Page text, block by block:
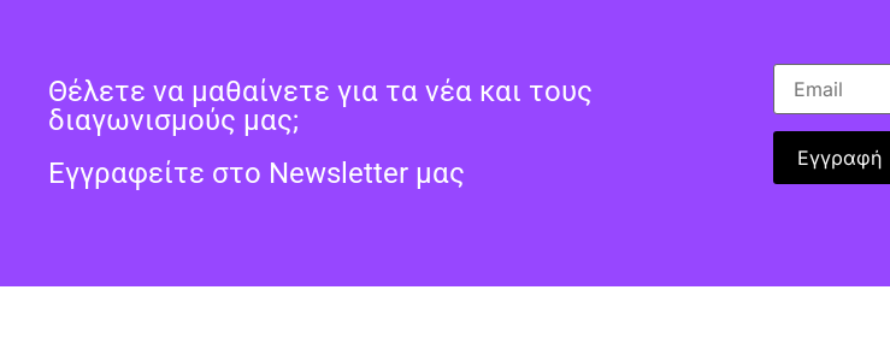
Θέλετε να μαθαίνετε για τα νέα και τους
διαγωνισμούς μας;
Εγγραφείτε στο Newsletter μας